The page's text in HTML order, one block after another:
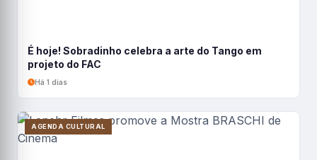
É hoje! Sobradinho celebra a arte do Tango em
projeto do FAC
Há 1 dias
AGENDA CULTURAL